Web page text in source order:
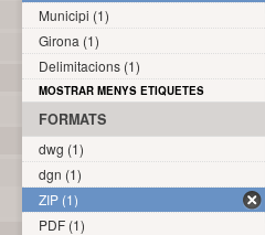
Municipi (1)
Girona (1)
Delimitacions (1)
MOSTRAR MENYS ETIQUETES
FORMATS
dwg (1)
dgn (1)
ZIP (1)
PDF (1)